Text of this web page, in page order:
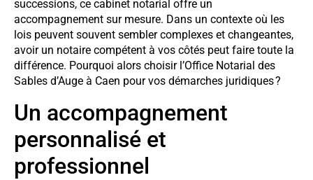
successions, ce cabinet notarial offre un
accompagnement sur mesure. Dans un contexte où les
lois peuvent souvent sembler complexes et changeantes,
avoir un notaire compétent à vos côtés peut faire toute la
différence. Pourquoi alors choisir l’Office Notarial des
Sables d’Auge à Caen pour vos démarches juridiques ?
Un accompagnement
personnalisé et
professionnel